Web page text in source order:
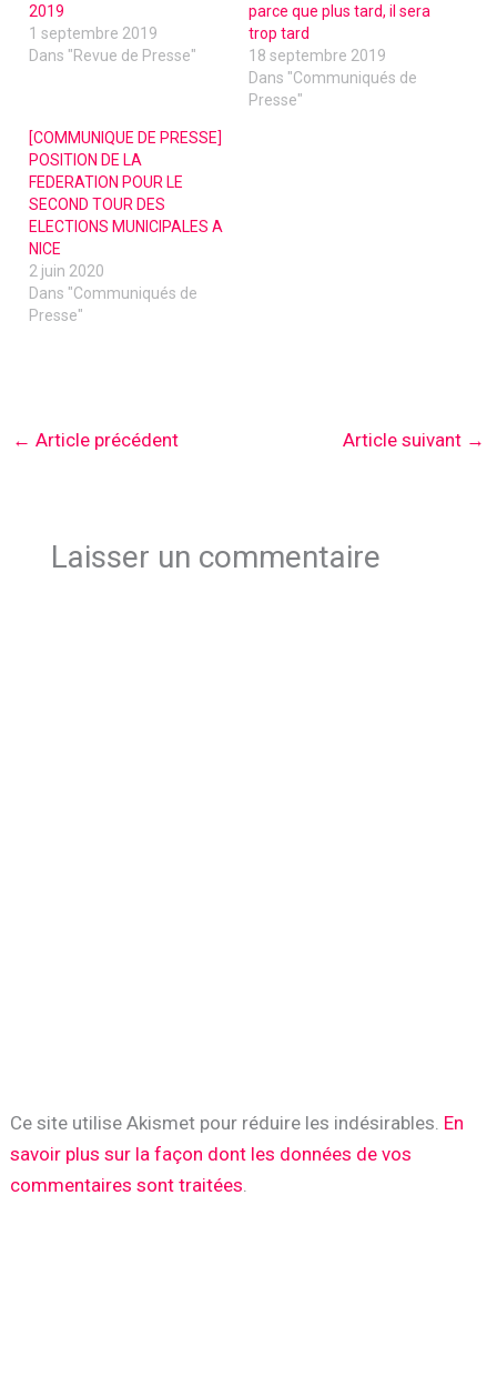
2019
1 septembre 2019
Dans "Revue de Presse"
parce que plus tard, il sera
trop tard
18 septembre 2019
Dans "Communiqués de
Presse"
[COMMUNIQUE DE PRESSE]
POSITION DE LA
FEDERATION POUR LE
SECOND TOUR DES
ELECTIONS MUNICIPALES A
NICE
2 juin 2020
Dans "Communiqués de
Presse"
← Article précédent Article suivant →
Laisser un commentaire
Ce site utilise Akismet pour réduire les indésirables. En
savoir plus sur la façon dont les données de vos
commentaires sont traitées